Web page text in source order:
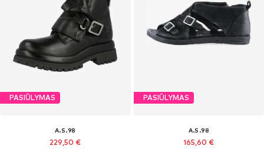
PASIŪLYMAS
A.S.98
229,50 €
PASIŪLYMAS
A.S.98
165,60 €